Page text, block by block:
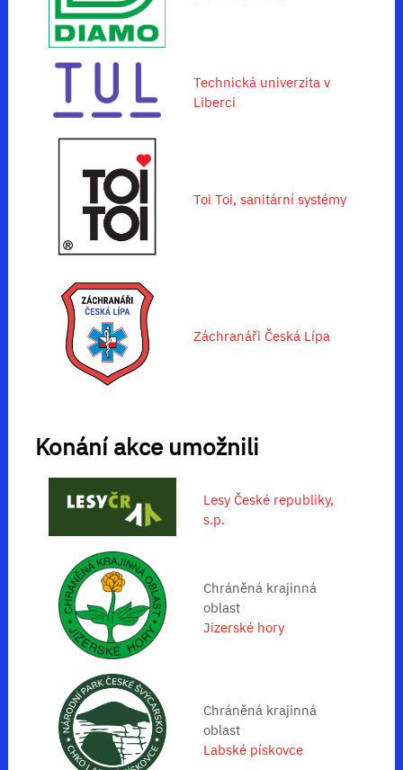
Technická univerzita v
Liberci
Toi Toi, sanitární systémy
Záchranáři Česká Lípa
Konání akce umožnili
Lesy České republiky,
s.p.
Chráněná krajinná
oblast
Jizerské hory
Chráněná krajinná
oblast
Labské pískovce